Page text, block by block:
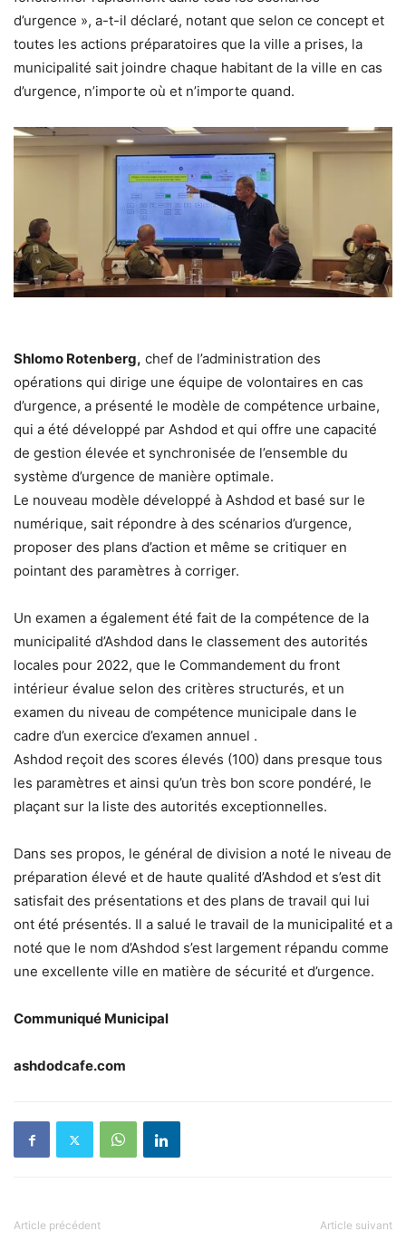
d’urgence », a-t-il déclaré, notant que selon ce concept et
toutes les actions préparatoires que la ville a prises, la
municipalité sait joindre chaque habitant de la ville en cas
d’urgence, n’importe où et n’importe quand.
Shlomo Rotenberg, chef de l’administration des
opérations qui dirige une équipe de volontaires en cas
d’urgence, a présenté le modèle de compétence urbaine,
qui a été développé par Ashdod et qui offre une capacité
de gestion élevée et synchronisée de l’ensemble du
système d’urgence de manière optimale.
Le nouveau modèle développé à Ashdod et basé sur le
numérique, sait répondre à des scénarios d’urgence,
proposer des plans d’action et même se critiquer en
pointant des paramètres à corriger.
Un examen a également été fait de la compétence de la
municipalité d’Ashdod dans le classement des autorités
locales pour 2022, que le Commandement du front
intérieur évalue selon des critères structurés, et un
examen du niveau de compétence municipale dans le
cadre d’un exercice d’examen annuel .
Ashdod reçoit des scores élevés (100) dans presque tous
les paramètres et ainsi qu’un très bon score pondéré, le
plaçant sur la liste des autorités exceptionnelles.
Dans ses propos, le général de division a noté le niveau de
préparation élevé et de haute qualité d’Ashdod et s’est dit
satisfait des présentations et des plans de travail qui lui
ont été présentés. Il a salué le travail de la municipalité et a
noté que le nom d’Ashdod s’est largement répandu comme
une excellente ville en matière de sécurité et d’urgence.
Communiqué Municipal
ashdodcafe.com
Article précédent Article suivant